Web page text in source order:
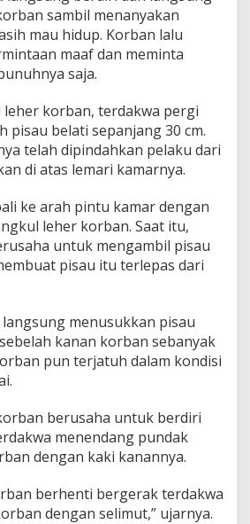
sambil menanyakan
mau hidup. Korban lalu
maaf dan meminta
saja.
korban, terdakwa pergi
pisau belati sepanjang 30 cm.
telah dipindahkan pelaku dari
di atas lemari kamarnya.
ke arah pintu kamar dengan
leher korban. Saat itu,
untuk mengambil pisau
pisau itu terlepas dari
menusukkan pisau
kanan korban sebanyak
pun terjatuh dalam kondisi
berusaha untuk berdiri
menendang pundak
dengan kaki kanannya.
berhenti bergerak terdakwa
dengan selimut,” ujarnya.